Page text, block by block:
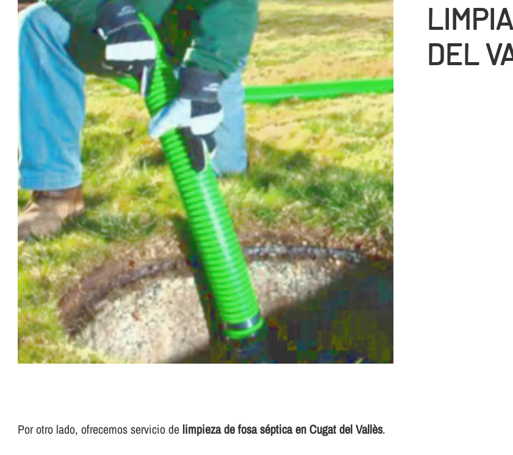
DEL
Por otro lado, ofrecemos servicio de limpieza de fosa séptica en Cugat del Vallès.